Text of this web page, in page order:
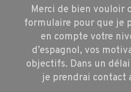
Merci de bien vouloir
formulaire pour que je
en compte votre
d’espagnol, vos
objectifs. Dans un
je prendrai contact